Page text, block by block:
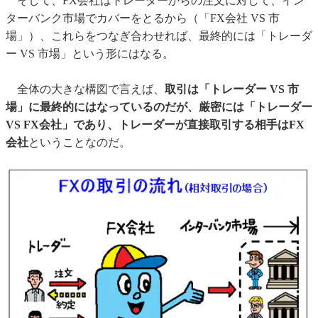
ターバンク市場でカバーをとるから（「FX会社 VS 市
場」）、これらをつなぎ合わせれば、最終的には「トレーダ
ー VS 市場」という形にはなる。
全体の大きな構図で言えば、 取引は「トレーダー VS 市
場」に最終的にはなっているのだが、厳密には「トレーダー
VS FX会社」であり、トレーダーが直接取引する相手はFX
会社ということなのだ。